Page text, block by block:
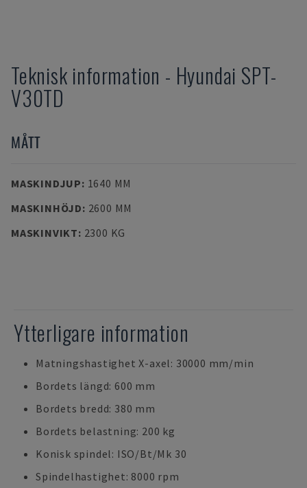
Teknisk information - Hyundai SPT-
V30TD
MÅTT
MASKINDJUP: 1640 MM
MASKINHÖJD: 2600 MM
MASKINVIKT: 2300 KG
Ytterligare information
Matningshastighet X-axel: 30000 mm/min
Bordets längd: 600 mm
Bordets bredd: 380 mm
Bordets belastning: 200 kg
Konisk spindel: ISO/Bt/Mk 30
Spindelhastighet: 8000 rpm